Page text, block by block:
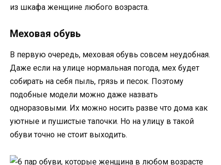
из шкафа женщине любого возраста.
Меховая обувь
В первую очередь, меховая обувь совсем неудобная.
Даже если на улице нормальная погода, мех будет
собирать на себя пыль, грязь и песок. Поэтому
подобные модели можно даже назвать
одноразовыми. Их можно носить разве что дома как
уютные и пушистые тапочки. Но на улицу в такой
обуви точно не стоит выходить.